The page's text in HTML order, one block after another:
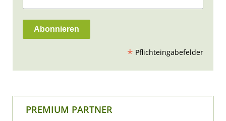
* Pflichteingabefelder
PREMIUM PARTNER